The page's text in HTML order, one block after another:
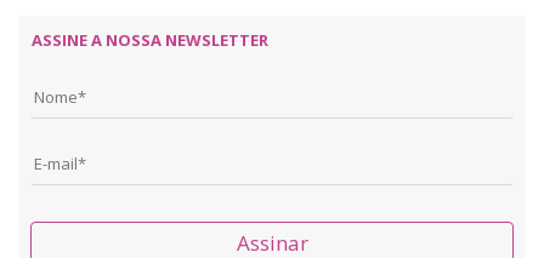
ASSINE A NOSSA NEWSLETTER
Assinar